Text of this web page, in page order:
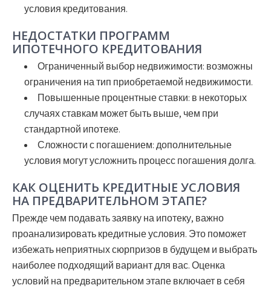
условия кредитования.
НЕДОСТАТКИ ПРОГРАММ
ИПОТЕЧНОГО КРЕДИТОВАНИЯ
Ограниченный выбор недвижимости: возможны
ограничения на тип приобретаемой недвижимости.
Повышенные процентные ставки: в некоторых
случаях ставкам может быть выше, чем при
стандартной ипотеке.
Сложности с погашением:дополнительные
условия могут усложнить процесс погашения долга.
КАК ОЦЕНИТЬ КРЕДИТНЫЕ УСЛОВИЯ
НА ПРЕДВАРИТЕЛЬНОМ ЭТАПЕ?
Прежде чем подавать заявку на ипотеку, важно
проанализировать кредитные условия. Это поможет
избежать неприятных сюрпризов в будущем и выбрать
наиболее подходящий вариант для вас. Оценка
условий на предварительном этапе включает в себя